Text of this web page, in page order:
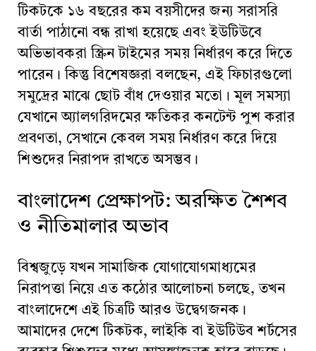
টিকটকে ১৬ বছরের কম বয়সীদের জন্য সরাসরি
বার্তা পাঠানো বন্ধ রাখা হয়েছে এবং ইউটিউবে
অভিভাবকরা স্ক্রিন টাইমের সময় নির্ধারণ করে দিতে
পারেন। কিন্তু বিশেষজ্ঞরা বলছেন, এই ফিচারগুলো
সমুদ্রের মাঝে ছোট বাঁধ দেওয়ার মতো। মূল সমস্যা
যেখানে অ্যালগরিদমের ক্ষতিকর কনটেন্ট পুশ করার
প্রবণতা, সেখানে কেবল সময় নির্ধারণ করে দিয়ে
শিশুদের নিরাপদ রাখতে অসম্ভব।
বাংলাদেশ প্রেক্ষাপট: অরক্ষিত শৈশব
ও নীতিমালার অভাব
বিশ্বজুড়ে যখন সামাজিক যোগাযোগমাধ্যমের
নিরাপত্তা নিয়ে এত কঠোর আলোচনা চলছে, তখন
বাংলাদেশে এই চিত্রটি আরও উদ্বেগজনক।
আমাদের দেশে টিকটক, লাইকি বা ইউটিউব শর্টসের